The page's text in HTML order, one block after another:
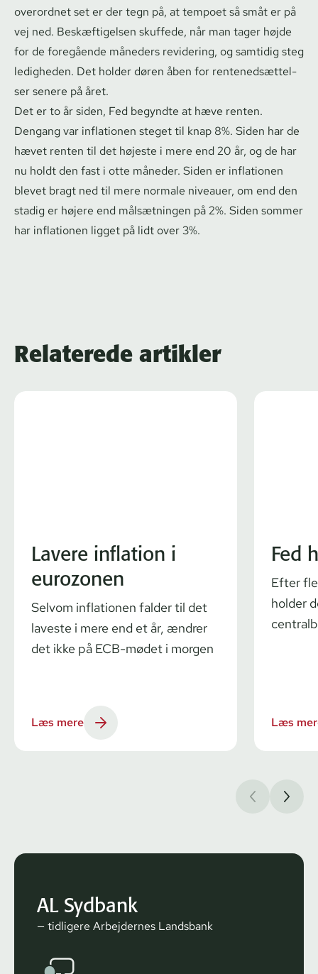
overordnet set er der tegn på, at tempoet så småt er på
vej ned. Beskæftigelsen skuffede, når man tager højde
for de foregående måneders revidering, og samtidig steg
ledigheden. Det holder døren åben for ren­te­ned­sæt­tel­
ser senere på året.
Det er to år siden, Fed begyndte at hæve renten.
Dengang var inflationen steget til knap 8%. Siden har de
hævet renten til det højeste i mere end 20 år, og de har
nu holdt den fast i otte måneder. Siden er inflationen
blevet bragt ned til mere normale niveauer, om end den
stadig er højere end målsætningen på 2%. Siden sommer
har inflationen ligget på lidt over 3%.
Relaterede artikler
Lavere inflation i
eurozonen
Selvom inflationen falder til det
laveste i mere end et år, ændrer
det ikke på ECB-mødet i morgen
Læs mere
Fed
Efter
holder
Læs
AL Sydbank
— tidligere Arbejdernes Landsbank